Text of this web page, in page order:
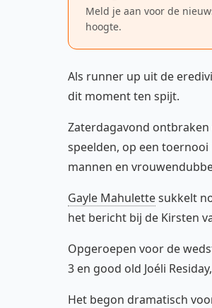
Meld je aan voor de
hoogte.
Als runner up uit de
dit moment ten spijt.
Zaterdagavond ontbraken
speelden, op een
mannen en
Gayle Mahulettesukkelt
het bericht bij de Kirsten
Opgeroepen voor de
3 en good old Joéli
Het begon dramatisch